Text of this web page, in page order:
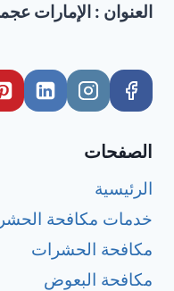
العنوان : الإمارات
الصفحات
الرئيسية
خدمات مكافحة
مكافحة الحشرات
مكافحة البعوض